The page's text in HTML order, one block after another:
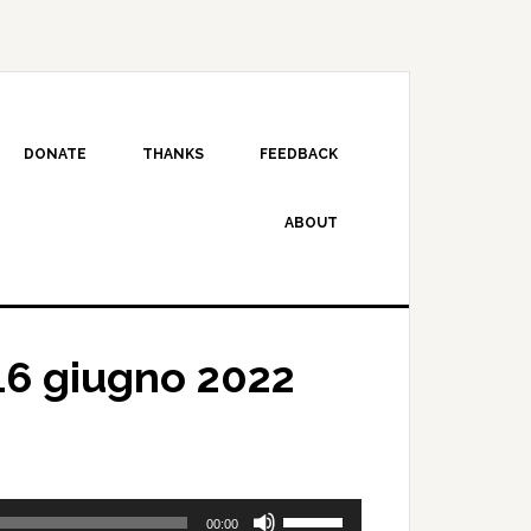
DONATE THANKS FEEDBACK
ABOUT
giugno 2022
00:00